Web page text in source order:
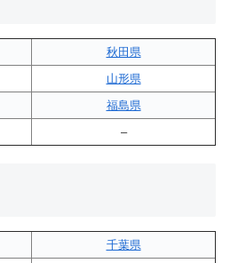
秋田県
山形県
福島県
–
千葉県